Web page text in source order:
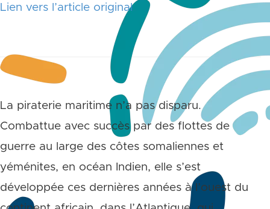
Lien vers l’article original
La piraterie maritime n’a pas disparu.
Combattue avec succès par des flottes de
guerre au large des côtes somaliennes et
yéménites, en océan Indien, elle s’est
développée ces dernières années à l’ouest du